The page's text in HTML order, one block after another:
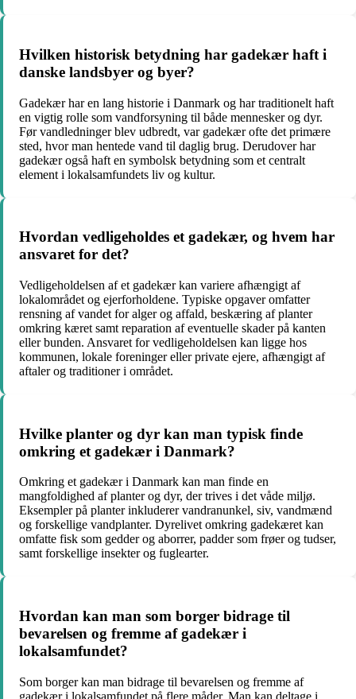
Hvilken historisk betydning har gadekær haft i
danske landsbyer og byer?
Gadekær har en lang historie i Danmark og har traditionelt haft
en vigtig rolle som vandforsyning til både mennesker og dyr.
Før vandledninger blev udbredt, var gadekær ofte det primære
sted, hvor man hentede vand til daglig brug. Derudover har
gadekær også haft en symbolsk betydning som et centralt
element i lokalsamfundets liv og kultur.
Hvordan vedligeholdes et gadekær, og hvem har
ansvaret for det?
Vedligeholdelsen af et gadekær kan variere afhængigt af
lokalområdet og ejerforholdene. Typiske opgaver omfatter
rensning af vandet for alger og affald, beskæring af planter
omkring kæret samt reparation af eventuelle skader på kanten
eller bunden. Ansvaret for vedligeholdelsen kan ligge hos
kommunen, lokale foreninger eller private ejere, afhængigt af
aftaler og traditioner i området.
Hvilke planter og dyr kan man typisk finde
omkring et gadekær i Danmark?
Omkring et gadekær i Danmark kan man finde en
mangfoldighed af planter og dyr, der trives i det våde miljø.
Eksempler på planter inkluderer vandranunkel, siv, vandmænd
og forskellige vandplanter. Dyrelivet omkring gadekæret kan
omfatte fisk som gedder og aborrer, padder som frøer og tudser,
samt forskellige insekter og fuglearter.
Hvordan kan man som borger bidrage til
bevarelsen og fremme af gadekær i
lokalsamfundet?
Som borger kan man bidrage til bevarelsen og fremme af
gadekær i lokalsamfundet på flere måder. Man kan deltage i